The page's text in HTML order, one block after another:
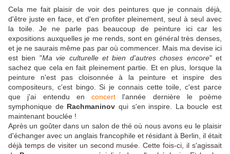
Cela me fait plaisir de voir des peintures que je connais déjà,
d'être juste en face, et d'en profiter pleinement, seul à seul avec
la toile. Je ne parle pas beaucoup de peinture ici car les
expositions auxquelles je me rends, sont en général très denses,
et je ne saurais même pas par où commencer. Mais ma devise ici
est bien "Ma vie culturelle et bien d'autres choses encore" et
sachez que cela en fait pleinement partie. Et en plus, lorsque la
peinture n'est pas cloisonnée à la peinture et inspire des
compositeurs, c'est bingo. Si je connais cette toile, c'est parce
que j'ai entendu en concert l'année dernière le poème
symphonique de Rachmaninov qui s'en inspire. La boucle est
maintenant bouclée !
Après un goûter dans un salon de thé où nous avons eu le plaisir
d'échanger avec un anglais francophile et résidant à Berlin, il était
déjà temps de visiter un second musée. Cette fois-ci, il s'agissait